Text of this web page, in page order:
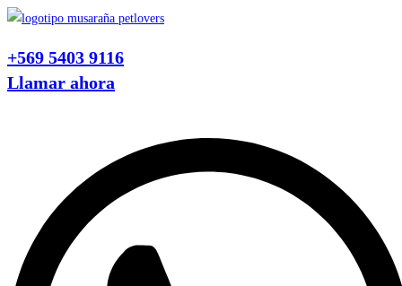
Ir
contenido
+569 5403 9116
Llamar ahora